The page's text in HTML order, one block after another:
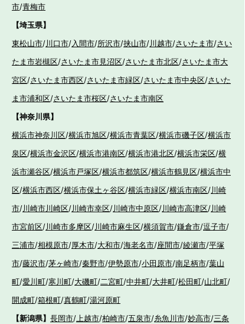
市/青梅市
【埼玉県】
東松山市/川口市/入間市/所沢市/挟山市/川越市/さいたま市/さい
たま市岩槻区/さいたま市見沼区/さいたま市北区/さいたま市大
宮区/さいたま市西区/さいたま市緑区/さいたま市中央区/さいた
ま市浦和区/さいたま市桜区/さいたま市南区
【神奈川県】
横浜市神奈川区/横浜市旭区/横浜市青葉区/横浜市磯子区/横浜市
泉区/横浜市金沢区/横浜市港南区/横浜市港北区/横浜市栄区/横
浜市瀬谷区/横浜市戸塚区/横浜市都筑区/横浜市鶴見区/横浜市中
区/横浜市西区/横浜市保土ヶ谷区/横浜市緑区/横浜市南区/川崎
市/川崎市川崎区/川崎市幸区/川崎市中原区/川崎市高津区/川崎
市宮前区/川崎市多摩区/川崎市麻生区/横須賀市/鎌倉市/逗子市/
三浦市/相模原市/厚木市/大和市/海老名市/座間市/綾瀬市/平塚
市/藤沢市/茅ヶ崎市/秦野市/伊勢原市/小田原市/南足柄市/葉山
町/愛川町/寒川町/大磯町/二宮町/中井町/大井町/松田町/山北町/
開成町/箱根町/真鶴町/湯河原町
【新潟県】 長岡市/ 上越市/柏崎市/五泉市/糸魚川市/妙高市/三条